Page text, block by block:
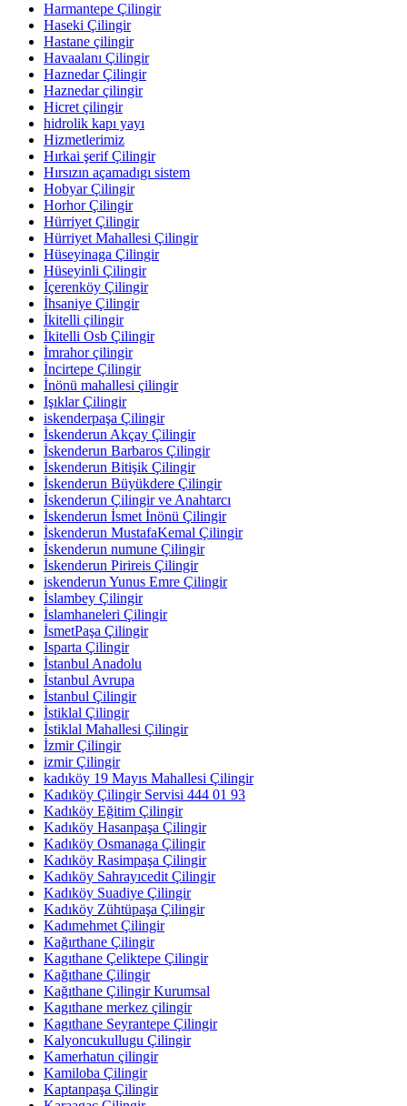
Harmantepe Çilingir
Haseki Çilingir
Hastane çilingir
Havaalanı Çilingir
Haznedar Çilingir
Haznedar çilingir
Hicret çilingir
hidrolik kapı yayı
Hizmetlerimiz
Hırkai şerif Çilingir
Hırsızın açamadıgı sistem
Hobyar Çilingir
Horhor Çilingir
Hürriyet Çilingir
Hürriyet Mahallesi Çilingir
Hüseyinaga Çilingir
Hüseyinli Çilingir
İçerenköy Çilingir
İhsaniye Çilingir
İkitelli çilingir
İkitelli Osb Çilingir
İmrahor çilingir
İncirtepe Çilingir
İnönü mahallesi çilingir
Işıklar Çilingir
iskenderpaşa Çilingir
İskenderun Akçay Çilingir
İskenderun Barbaros Çilingir
İskenderun Bitişik Çilingir
İskenderun Büyükdere Çilingir
İskenderun Çilingir ve Anahtarcı
İskenderun İsmet İnönü Çilingir
İskenderun MustafaKemal Çilingir
İskenderun numune Çilingir
İskenderun Pirireis Çilingir
iskenderun Yunus Emre Çilingir
İslambey Çilingir
İslamhaneleri Çilingir
İsmetPaşa Çilingir
Isparta Çilingir
İstanbul Anadolu
İstanbul Avrupa
İstanbul Çilingir
İstiklal Çilingir
İstiklal Mahallesi Çilingir
İzmir Çilingir
izmir Çilingir
kadıköy 19 Mayıs Mahallesi Çilingir
Kadıköy Çilingir Servisi 444 01 93
Kadıköy Eğitim Çilingir
Kadıköy Hasanpaşa Çilingir
Kadıköy Osmanaga Çilingir
Kadıköy Rasimpaşa Çilingir
Kadıköy Sahrayıcedit Çilingir
Kadıköy Suadiye Çilingir
Kadıköy Zühtüpaşa Çilingir
Kadımehmet Çilingir
Kağırthane Çilingir
Kagıthane Çeliktepe Çilingir
Kağıthane Çilingir
Kağıthane Çilingir Kurumsal
Kagıthane merkez çilingir
Kagıthane Seyrantepe Çilingir
Kalyoncukullugu Çilingir
Kamerhatun çilingir
Kamiloba Çilingir
Kaptanpaşa Çilingir